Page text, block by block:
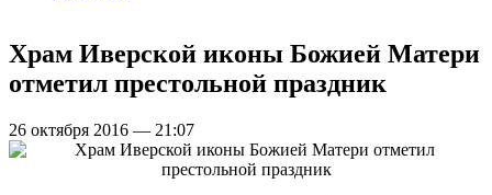
Храм Иверской иконы Божией Матери
отметил престольной праздник
26 октября 2016 — 21:07